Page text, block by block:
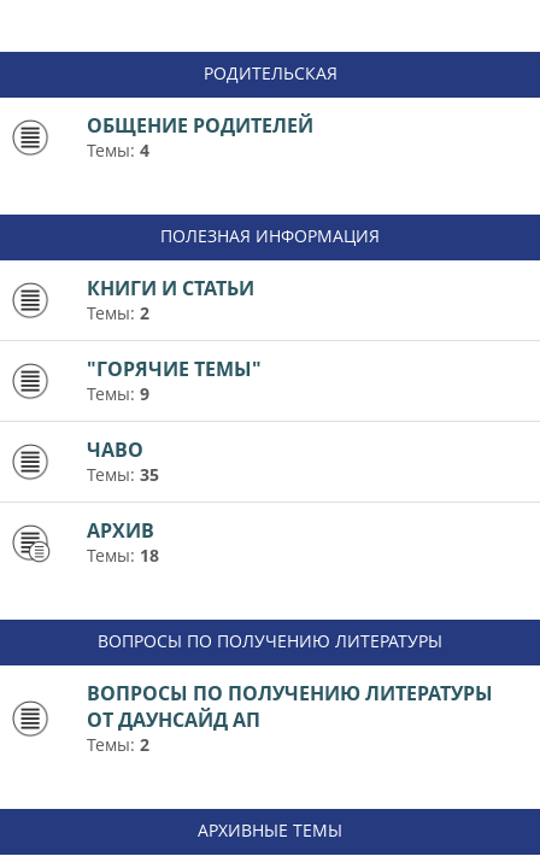
РОДИТЕЛЬСКАЯ
ОБЩЕНИЕ РОДИТЕЛЕЙ
Темы: 4
ПОЛЕЗНАЯ ИНФОРМАЦИЯ
КНИГИ И СТАТЬИ
Темы: 2
"ГОРЯЧИЕ ТЕМЫ"
Темы: 9
ЧАВО
Темы: 35
АРХИВ
Темы: 18
ВОПРОСЫ ПО ПОЛУЧЕНИЮ ЛИТЕРАТУРЫ
ВОПРОСЫ ПО ПОЛУЧЕНИЮ ЛИТЕРАТУРЫ
ОТ ДАУНСАЙД АП
Темы: 2
АРХИВНЫЕ ТЕМЫ